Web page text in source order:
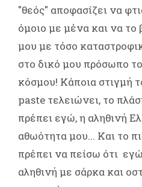
"θεός" αποφασίζει να
όμοιο με μένα και να το
μου με τόσο
στο δικό μου πρόσωπο
κόσμου! Κάποια στιγμή
paste τελειώνει, το
πρέπει εγώ, η αληθινή
αθωότητα μου... Και το
πρέπει να πείσω ότι
αληθινή με σάρκα και